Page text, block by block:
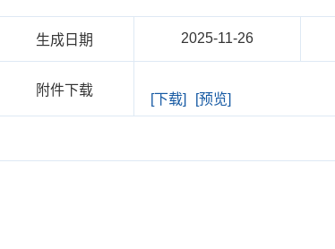
生成日期 2025-11-26
附件下载
[下载] [预览]